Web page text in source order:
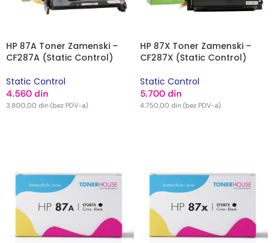
HP 87A Toner Zamenski –
CF287A (Static Control)
Static Control
4.560 din
3.800,00 din (bez PDV-a)
HP 87X Toner Zamenski –
CF287X (Static Control)
Static Control
5.700 din
4.750,00 din (bez PDV-a)